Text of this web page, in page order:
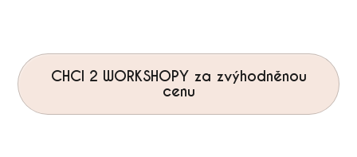
CHCI 2 WORKSHOPY za zvýhodněnou
cenu